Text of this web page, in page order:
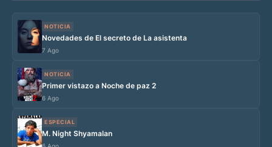
NOTICIA
Novedades de El secreto de La asistenta
7 Ago
NOTICIA
Primer vistazo a Noche de paz 2
6 Ago
ESPECIAL
M. Night Shyamalan